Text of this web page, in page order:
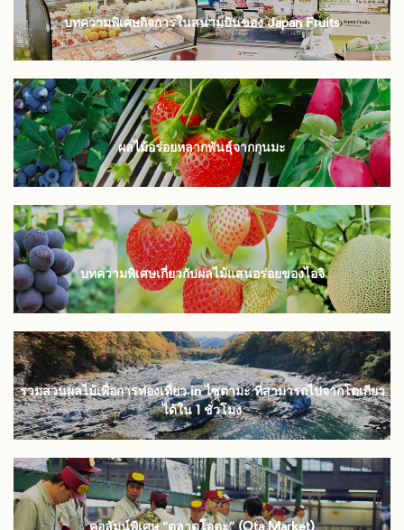
บทความพิเศษกิจการในสนามบินของ Japan Fruits
ผลไม้อร่อยหลากพันธุ์จากกุนมะ
บทความพิเศษเกี่ยวกับผลไม้แสนอร่อยของไอจิ
รวมสวนผลไม้เพื่อการท่องเที่ยว in ไซตามะ ที่สามารถไปจากโตเกียว
ได้ใน 1 ชั่วโมง